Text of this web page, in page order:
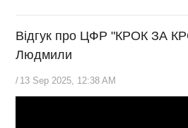
Відгук про ЦФР "КРОК ЗА
Людмили
/ 13 Sep 2025, 12:38 AM